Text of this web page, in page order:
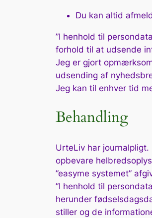
Du kan altid
”I henhold til
forhold til at udsende
Jeg er gjort
udsending af
Jeg kan til enhver tid
Behandling
UrteLiv har
opbevare
”easyme systemet”
”I henhold til
herunder
stiller og de